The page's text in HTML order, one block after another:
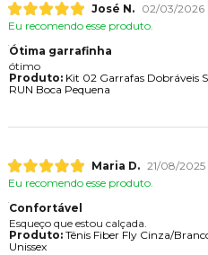
José N.
02/03/2026
Eu recomendo esse produto.
Ótima garrafinha
ótimo
Produto:Kit 02 Garrafas Dobráveis
RUN Boca Pequena
Maria D. 21/08/2025
Eu recomendo esse produto.
Confortável
Esqueço que estou calçada.
Produto:Tênis Fiber Fly Cinza/
Unissex